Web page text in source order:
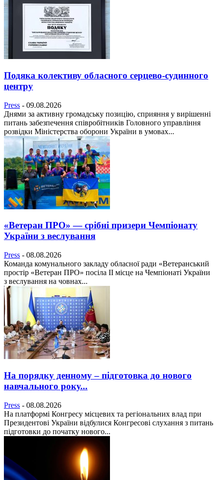
Подяка колективу обласного серцево-судинного
центру
Press - 09.08.2026
Днями за активну громадську позицію, сприяння у вирішенні
питань забезпечення співробітників Головного управління
розвідки Міністерства оборони України в умовах...
«Ветеран ПРО» — срібні призери Чемпіонату
України з веслування
Press - 08.08.2026
Команда комунального закладу обласної ради «Ветеранський
простір «Ветеран ПРО» посіла ІІ місце на Чемпіонаті України
з веслування на човнах...
На порядку денному – підготовка до нового
навчального року...
Press - 08.08.2026
На платформі Конгресу місцевих та регіональних влад при
Президентові України відбулися Конгресові слухання з питань
підготовки до початку нового...